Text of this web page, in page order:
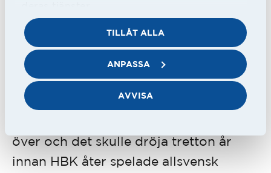
TILLÅT ALLA
ANPASSA
AVVISA
slog Malmökamraterna på Olympia.
Det hjälpte inte att HBK vann med 4-2
på Örjans vall, då IFK Malmö kunde
besegra ett håglöst och oinspirerat HIF
över och det skulle dröja tretton år
innan HBK åter spelade allsvensk